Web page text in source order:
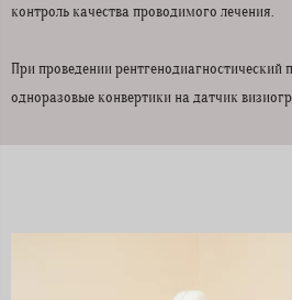
контроль качества проводимого лечения.
При проведении
одноразовые конвертики на датчик